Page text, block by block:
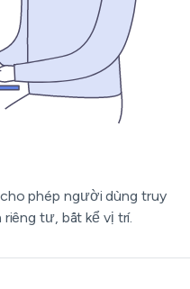
phép người dùng truy
tư, bất kể vị trí.